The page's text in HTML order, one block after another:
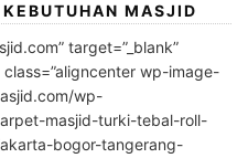
MASJID
target=”_blank”
wp-image-
wp-
masjid-turki-tebal-roll-
bogor-tangerang-